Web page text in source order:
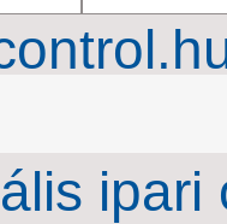
ipari